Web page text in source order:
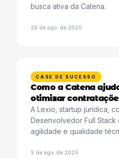
busca ativa da Catena.
26 de ago. de 2025
CASE DE SUCESSO
Como a Catena
otimizar
A Lexio, startup jurídica,
Desenvolvedor Full Stack
agilidade e qualidade
5 de ago. de 2025